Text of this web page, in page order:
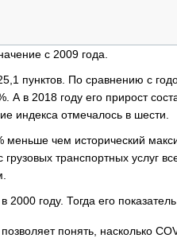
с 2009 года.
пунктов. По сравнению с
в 2018 году его прирост
индекса отмечалось в шести.
чем исторический
транспортных услуг
году. Тогда его показатель
понять, насколько